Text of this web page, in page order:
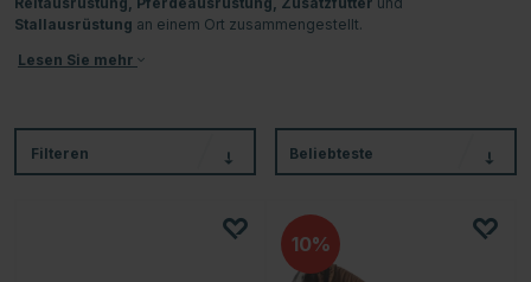
Stallausrüstung an einem Ort zusammengestellt.
Lesen Sie mehr
Filteren Beliebteste
10